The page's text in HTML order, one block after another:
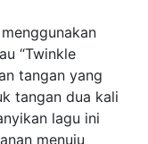
“Twinkle
tangan yang
tangan dua kali
lagu ini
menuju